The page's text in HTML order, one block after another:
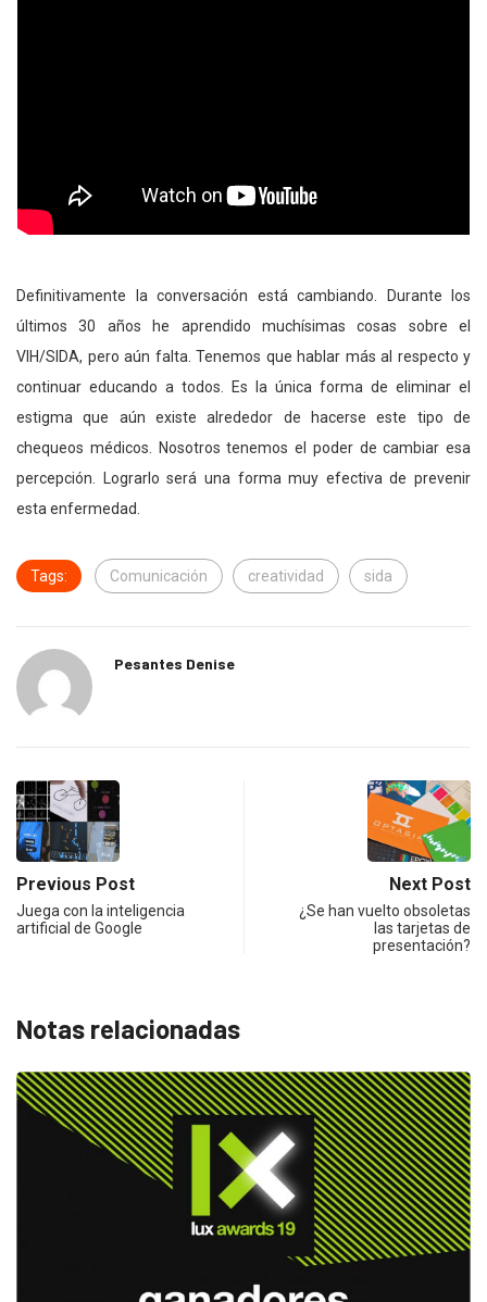
Definitivamente la conversación está cambiando. Durante los
últimos 30 años he aprendido muchísimas cosas sobre el
VIH/SIDA, pero aún falta. Tenemos que hablar más al respecto y
continuar educando a todos. Es la única forma de eliminar el
estigma que aún existe alrededor de hacerse este tipo de
chequeos médicos. Nosotros tenemos el poder de cambiar esa
percepción. Lograrlo será una forma muy efectiva de prevenir
esta enfermedad.
Tags: Comunicación creatividad sida
Pesantes Denise
Previous Post
Juega con la inteligencia
artificial de Google
Next Post
¿Se han vuelto obsoletas
las tarjetas de
presentación?
Notas relacionadas